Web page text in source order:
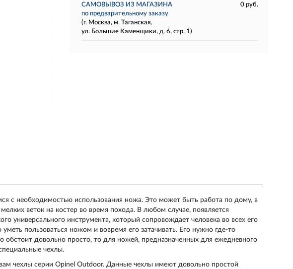
САМОВЫВОЗ ИЗ МАГАЗИНА
0 руб.
по предварительному заказу
(г. Москва, м. Таганская,
ул. Большие Каменщики, д. 6, стр. 1)
с необходимостью использования ножа. Это может быть работа по дому, в
веток на костер во время похода. В любом случае, появляется
универсального инструмента, который сопровождает человека во всех его
пользоваться ножом и вовремя его затачивать. Его нужно где-то
обстоит довольно просто, то для ножей, предназначенных для ежедневного
чехлы.
чехлы серии Opinel Outdoor. Данные чехлы имеют довольно простой